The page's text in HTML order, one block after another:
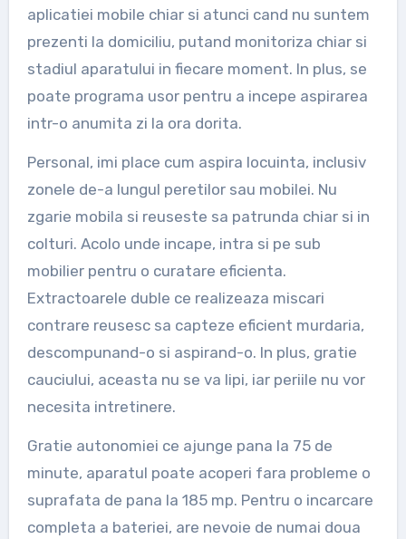
aplicatiei mobile chiar si atunci cand nu suntem
prezenti la domiciliu, putand monitoriza chiar si
stadiul aparatului in fiecare moment. In plus, se
poate programa usor pentru a incepe aspirarea
intr-o anumita zi la ora dorita.
Personal, imi place cum aspira locuinta, inclusiv
zonele de-a lungul peretilor sau mobilei. Nu
zgarie mobila si reuseste sa patrunda chiar si in
colturi. Acolo unde incape, intra si pe sub
mobilier pentru o curatare eficienta.
Extractoarele duble ce realizeaza miscari
contrare reusesc sa capteze eficient murdaria,
descompunand-o si aspirand-o. In plus, gratie
cauciului, aceasta nu se va lipi, iar periile nu vor
necesita intretinere.
Gratie autonomiei ce ajunge pana la 75 de
minute, aparatul poate acoperi fara probleme o
suprafata de pana la 185 mp. Pentru o incarcare
completa a bateriei, are nevoie de numai doua